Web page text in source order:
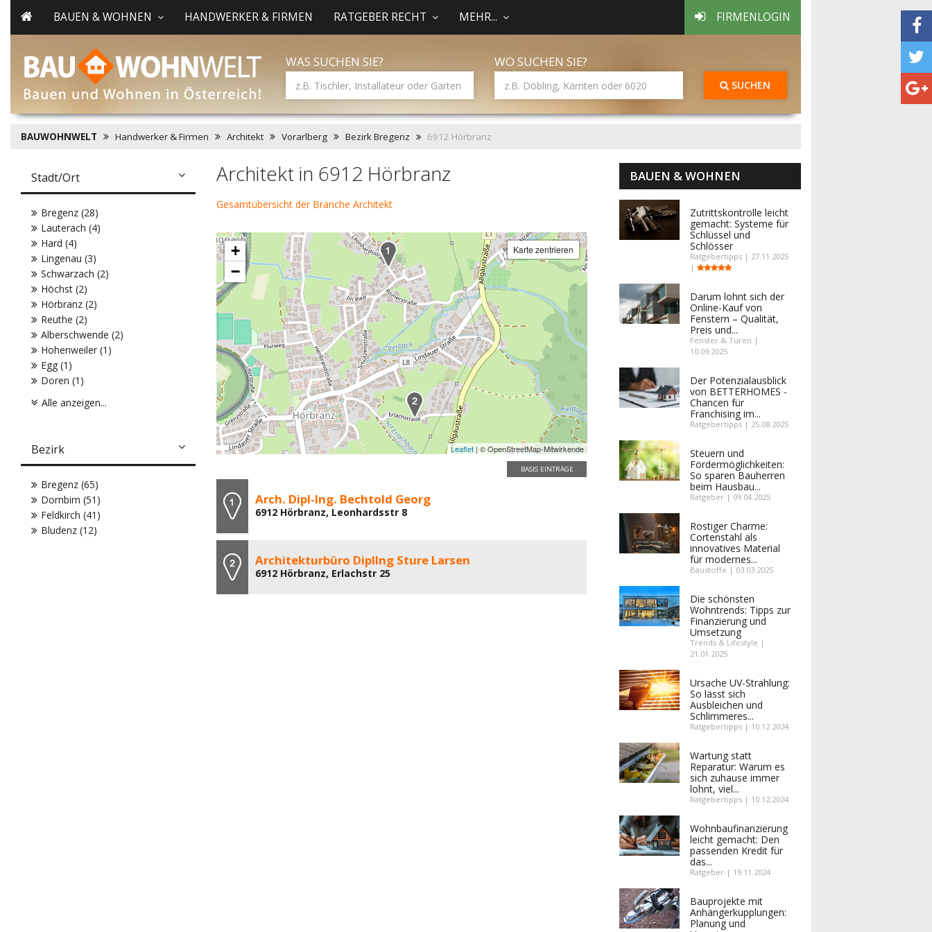
BAUEN & WOHNEN HANDWERKER & FIRMEN RATGEBER RECHT MEHR... FIRMENLOGIN
WAS SUCHEN SIE? WO SUCHEN SIE?
SUCHEN
BAUWOHNWELT Handwerker & Firmen Architekt Vorarlberg Bezirk Bregenz 6912 Hörbranz
Architekt in 6912 Hörbranz
Gesamtübersicht der Branche Architekt
+
−
Karte zentrieren
Leaflet | © OpenStreetMap-Mitwirkende
BASIS EINTRÄGE
Arch. Dipl-Ing. Bechtold Georg
6912 Hörbranz, Leonhardsstr 8
Architekturbüro DiplIng Sture Larsen
6912 Hörbranz, Erlachstr 25
Stadt/Ort
Bregenz (28)
Lauterach (4)
Hard (4)
Lingenau (3)
Schwarzach (2)
Höchst (2)
Hörbranz (2)
Reuthe (2)
Alberschwende (2)
Hohenweiler (1)
Egg (1)
Doren (1)
Alle anzeigen...
Bezirk
Bregenz (65)
Dornbirn (51)
Feldkirch (41)
Bludenz (12)
BAUEN & WOHNEN
Zutrittskontrolle leicht
gemacht: Systeme für
Schlüssel und
Schlösser
Ratgebertipps | 27.11.2025
|
Darum lohnt sich der
Online-Kauf von
Fenstern – Qualität,
Preis und...
Fenster & Türen |
10.09.2025
Der Potenzialausblick
von BETTERHOMES -
Chancen für
Franchising im...
Ratgebertipps | 25.08.2025
Steuern und
Fördermöglichkeiten:
So sparen Bauherren
beim Hausbau...
Ratgeber | 09.04.2025
Rostiger Charme:
Cortenstahl als
innovatives Material
für modernes...
Baustoffe | 03.03.2025
Die schönsten
Wohntrends: Tipps zur
Finanzierung und
Umsetzung
Trends & Lifestyle |
21.01.2025
Ursache UV-Strahlung:
So lässt sich
Ausbleichen und
Schlimmeres...
Ratgebertipps | 10.12.2024
Wartung statt
Reparatur: Warum es
sich zuhause immer
lohnt, viel...
Ratgebertipps | 10.12.2024
Wohnbaufinanzierung
leicht gemacht: Den
passenden Kredit für
das...
Ratgeber | 19.11.2024
Bauprojekte mit
Anhängerkupplungen:
Planung und